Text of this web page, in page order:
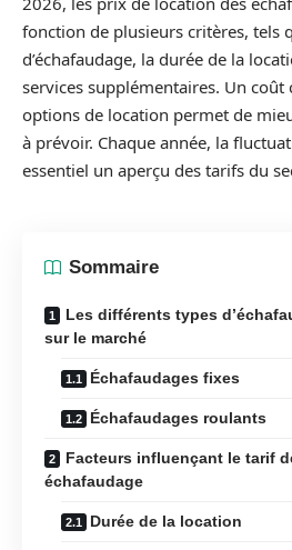
fonction de plusieurs critères, tels
d’échafaudage, la durée de la
services supplémentaires. Un coût
options de location permet de
à prévoir. Chaque année, la
essentiel un aperçu des tarifs du
Sommaire
Les différents types
sur le marché
Échafaudages fixes
Échafaudages roulants
Facteurs influençant le tarif
échafaudage
Durée de la location